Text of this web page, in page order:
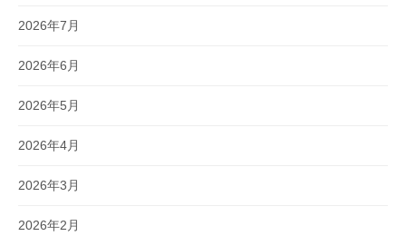
2026年7月
2026年6月
2026年5月
2026年4月
2026年3月
2026年2月